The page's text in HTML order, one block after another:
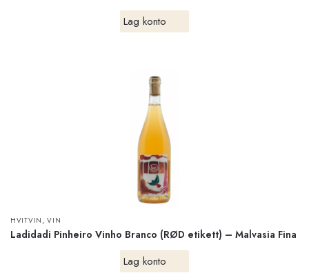
Lag konto
HVITVIN ,VIN
Ladidadi Pinheiro Vinho Branco (RØD etikett) – Malvasia Fina
Lag konto